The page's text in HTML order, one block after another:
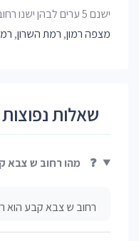
ישנם 5 ערים לבהן ישנו רחוב בשם ש צבא קבע:
מצפה רמון, רמת השרון,
שאלות
❓ מהו רחוב ש צבא
רחוב ש צבא קבע הוא